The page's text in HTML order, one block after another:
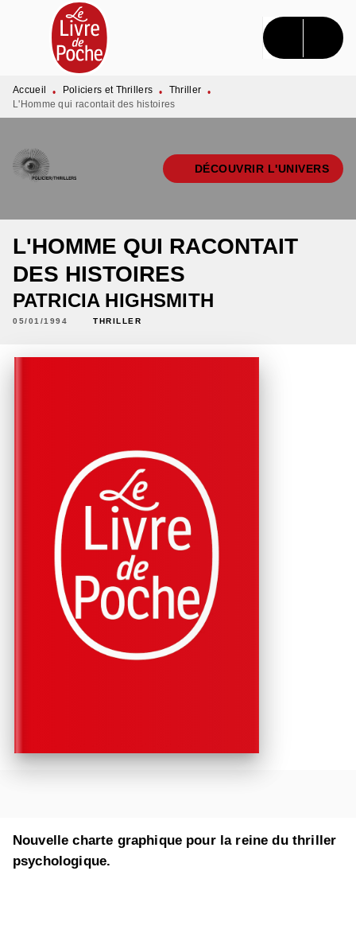
MENU RECHERCHE CONTENU
PIED DE PAGE
Accueil • Policiers et Thrillers • Thriller •
L'Homme qui racontait des histoires
DÉCOUVRIR L'UNIVERS
L'HOMME QUI RACONTAIT
DES HISTOIRES
PATRICIA HIGHSMITH
05/01/1994 THRILLER
Nouvelle charte graphique pour la reine du thriller
psychologique.